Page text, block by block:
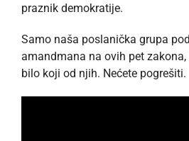
praznik demokratije.
Samo naša poslanička grupa
amandmana na ovih pet
bilo koji od njih. Nećete pogrešiti.